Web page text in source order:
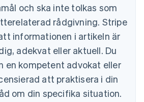
och ska inte tolkas som
rådgivning. Stripe
informationen i artikeln är
adekvat eller aktuell. Du
en kompetent advokat eller
att praktisera i din
om din specifika situation.